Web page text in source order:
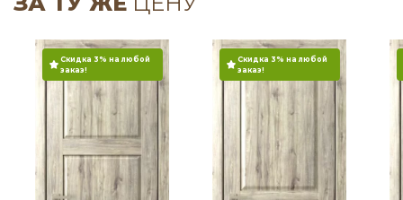
Скидка 3% на любой
заказ!
Скидка 3% на любой
заказ!